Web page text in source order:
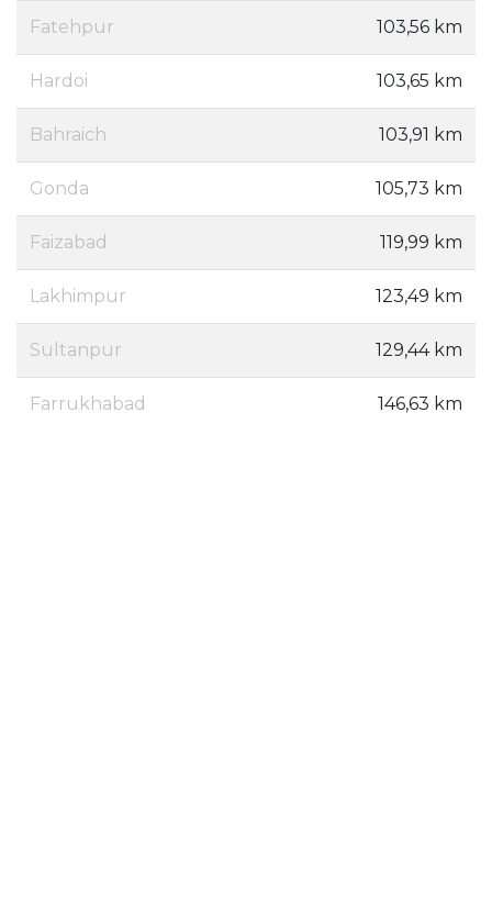
Fatehpur 103,56 km
Hardoi 103,65 km
Bahraich 103,91 km
Gonda 105,73 km
Faizabad 119,99 km
Lakhimpur 123,49 km
Sultanpur 129,44 km
Farrukhabad 146,63 km